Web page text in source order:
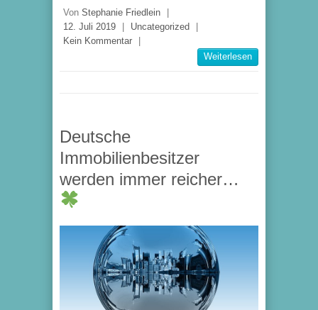
Von Stephanie Friedlein
12. Juli 2019
Uncategorized
Kein Kommentar
Weiterlesen
Deutsche
Immobilienbesitzer
werden immer reicher…